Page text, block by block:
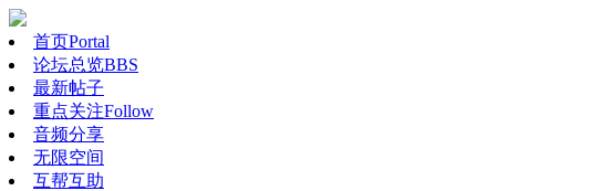
首页Portal
论坛总览BBS
最新帖子
重点关注Follow
音频分享
无限空间
互帮互助